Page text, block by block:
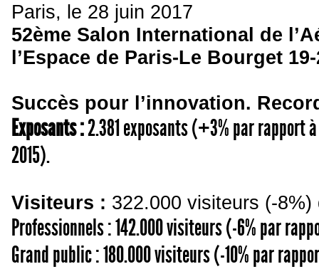
Paris, le 28 juin 2017
52ème Salon International de
l’Espace de Paris-Le Bourget
Succès pour l’innovation.
Exposants :2.381 exposants (+3% par rapport
2015).
Visiteurs : 322.000 visiteurs (-8%)
Professionnels : 142.000 visiteurs (-6% par
Grand public : 180.000 visiteurs (-10% par